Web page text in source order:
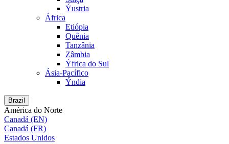
Ýustria
África
Etiópia
Quênia
Tanzânia
Zâmbia
Ýfrica do Sul
Ásia-Pacífico
Ýndia
Brazil
América do Norte
Canadá (EN)
Canadá (FR)
Estados Unidos